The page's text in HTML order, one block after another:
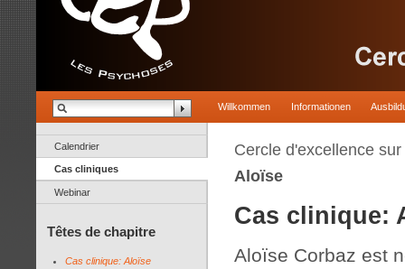
Willkommen Informationen
Calendrier
Cas cliniques
Webinar
Têtes de chapitre
Cas clinique: Aloïse
Cercle d'excellence
Aloïse
Cas clinique:
Aloïse Corbaz est